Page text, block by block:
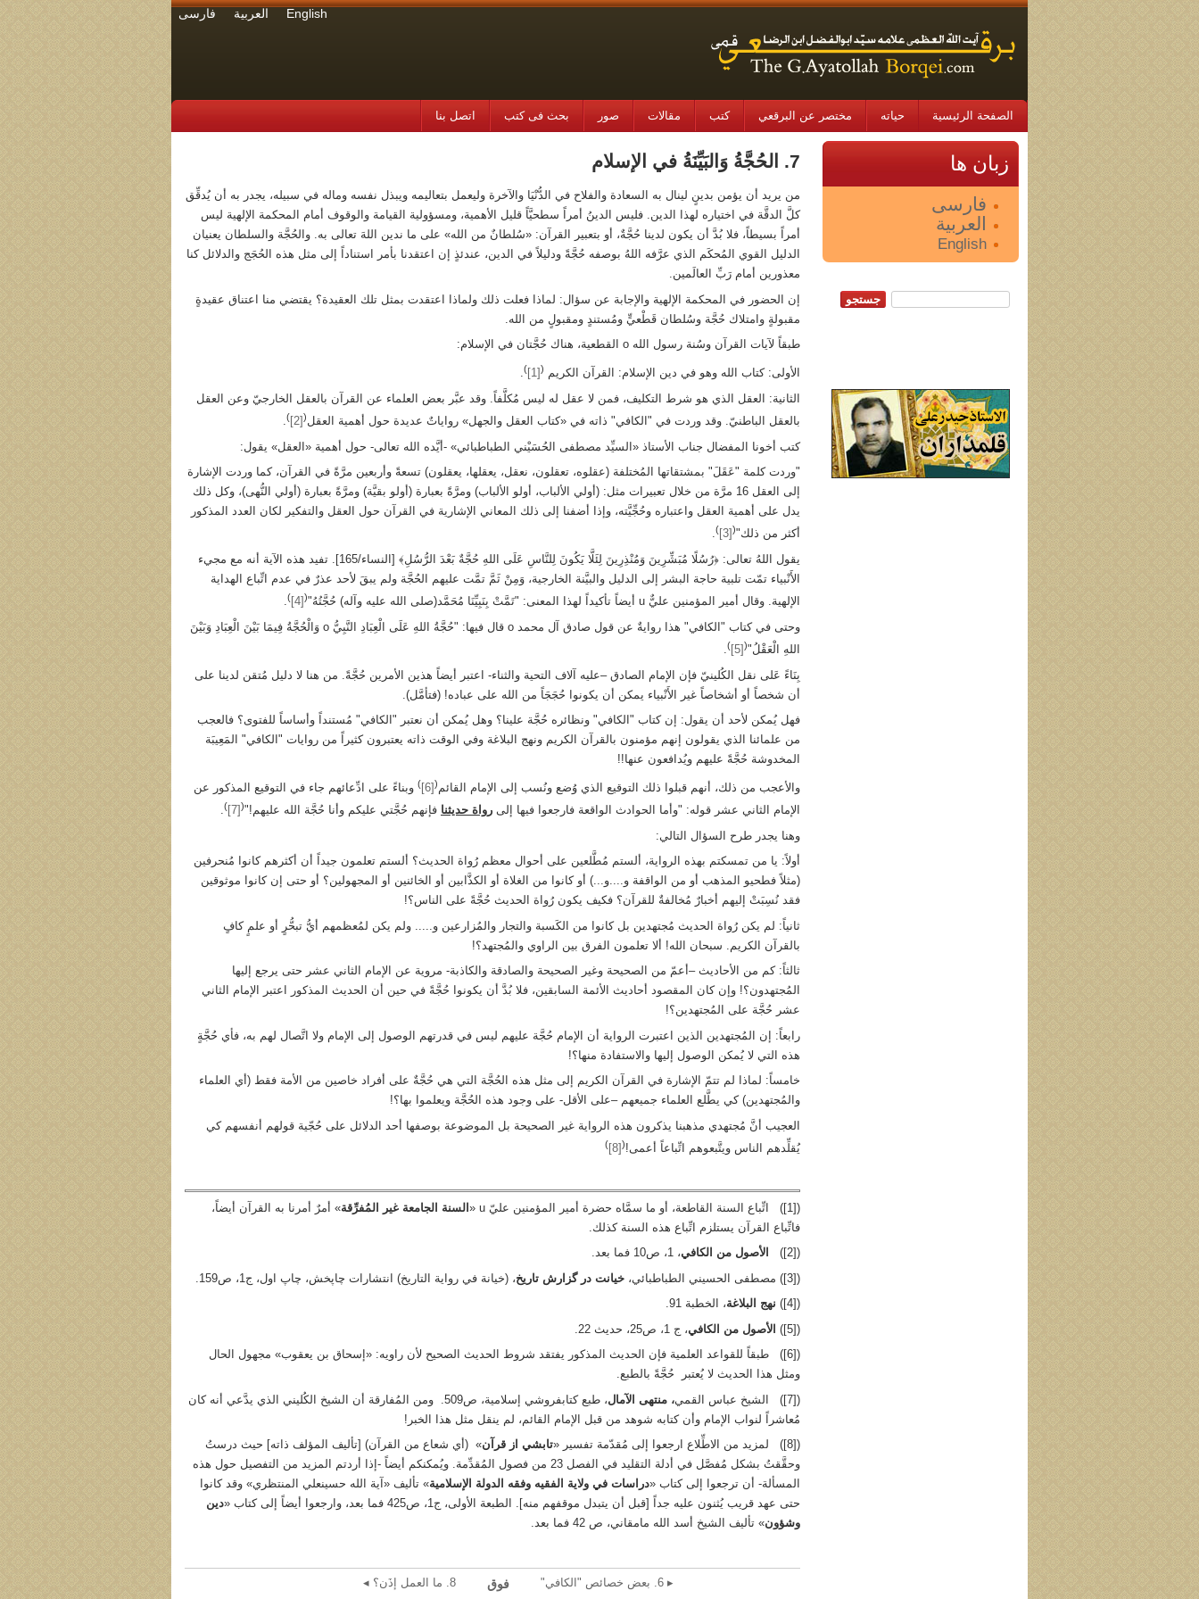
English العربية فارسی
الصفحة الرئيسية حياته مختصر عن البرقعي کتب مقالات صور بحث فی کتب اتصل بنا
زبان ها
فارسی
العربية
English
7. الحُجَّةُ وَالبَيِّنَةُ في الإسلام
من يريد أن يؤمن بدينٍ لينال به السعادة والفلاح في الدُّنْيَا والآخرة وليعمل بتعاليمه ويبذل نفسه وماله في سبيله، يجدر به أن يُدقِّق
كلَّ الدقَّة في اختياره لهذا الدين. فليس الدينُ أمراً سطحيَّاً قليل الأهمية، ومسؤولية القيامة والوقوف أمام المحكمة الإلهية ليس
أمراً بسيطاً، فلا بُدَّ أن يكون لدينا حُجَّةٌ، أو بتعبير القرآن: «سُلطانٌ من الله» على ما ندين اللهَ تعالى به. والحُجَّة والسلطان يعنيان
الدليل القوي المُحكَم الذي عرَّفه اللهُ بوصفه حُجَّةً ودليلاً في الدين، عندئذٍ إن اعتقدنا بأمر استناداً إلى مثل هذه الحُجَج والدلائل كنا
معذورين أمام رَبِّ العالَمين.
إن الحضور في المحكمة الإلهية والإجابة عن سؤال: لماذا فعلت ذلك ولماذا اعتقدت بمثل تلك العقيدة؟ يقتضي منا اعتناق عقيدةٍ
مقبولةٍ وامتلاك حُجَّة وسُلطان قَطْعيٍّ ومُستندٍ ومقبولٍ من الله.
طبقاً لآيات القرآن وسُنة رسول الله o القطعية، هناك حُجَّتان في الإسلام:
الأولى: كتاب الله وهو في دين الإسلام: القرآن الكريم (
[1]
)
.
الثانية: العقل الذي هو شرط التكليف، فمن لا عقل له ليس مُكلَّفاً. وقد عبَّر بعض العلماء عن القرآن بالعقل الخارجيّ وعن العقل
بالعقل الباطنيّ. وقد وردت في "الكافي" ذاته في «كتاب العقل والجهل» رواياتٌ عديدة حول أهمية العقل(
[2]
)
.
كتب أخونا المفضال جناب الأستاذ «السيِّد مصطفى الحُسَيْني الطباطبائي» -أيَّده الله تعالى- حول أهمية «العقل» يقول:
"وردت كلمة "عَقَلَ" بمشتقاتها المُختلفة (عقلوه، تعقلون، نعقل، يعقلها، يعقلون) تسعةً وأربعين مرَّةً في القرآن، كما وردت الإشارة
إلى العقل 16 مرَّة من خلال تعبيرات مثل: (أولي الألباب، أولو الألباب) ومرَّةً بعبارة (أولو بقيَّة) ومرَّةً بعبارة (أولي النُّهى)، وكل ذلك
يدل على أهمية العقل واعتباره وحُجِّيَّته، وإذا أضفنا إلى ذلك المعاني الإشارية في القرآن حول العقل والتفكير لكان العدد المذكور
أكثر من ذلك"(
[3]
)
.
يقول اللهُ تعالى: ﴿رُسُلًا مُبَشِّرِينَ وَمُنْذِرِينَ لِئَلَّا يَكُونَ لِلنَّاسِ عَلَى اللهِ حُجَّةٌ بَعْدَ الرُّسُلِ﴾ [النساء/165]. تفيد هذه الآية أنه مع مجيء
الأَنْبياء تمّت تلبية حاجة البشر إلى الدليل والبيَّنة الخارجية، وَمِنْ ثَمَّ تمَّت عليهم الحُجَّة ولم يبقَ لأحد عذرٌ في عدم اتِّباع الهداية
الإلهية. وقال أمير المؤمنين عليٌّ u أيضاً تأكيداً لهذا المعنى: "تَمَّتْ بِنَبِيِّنَا مُحَمَّد(صلى الله عليه وآله) حُجَّتُهُ"
(
[4]
)
.
وحتى في كتاب "الكافي" هذا روايةٌ عن قول صادق آل محمد o قال فيها: "حُجَّةُ اللهِ عَلَى الْعِبَادِ النَّبِيُّ o وَالْحُجَّةُ فِيمَا بَيْنَ الْعِبَادِ وَبَيْنَ
اللهِ الْعَقْلُ"(
[5]
)
.
بِنَاءً عَلى نقل الكُلينيّ فإن الإمام الصادق –عليه آلاف التحية والثناء- اعتبر أيضاً هذين الأمرين حُجَّةً. من هنا لا دليل مُتقن لدينا على
أن شخصاً أو أشخاصاً غير الأَنْبياء يمكن أن يكونوا حُجَجَاً من الله على عباده! (فتأمَّل).
فهل يُمكن لأحد أن يقول: إن كتاب "الكافي" ونظائره حُجَّة علينا؟ وهل يُمكن أن نعتبر "الكافي" مُستنداً وأساساً للفتوى؟ فالعجب
من علمائنا الذي يقولون إنهم مؤمنون بالقرآن الكريم ونهج البلاغة وفي الوقت ذاته يعتبرون كثيراً من روايات "الكافي" المَعِيبَة
المخدوشة حُجَّةً عليهم ويُدافعون عنها!!
والأعجب من ذلك، أنهم قبلوا ذلك التوقيع الذي وُضع ونُسب إلى الإمام القائم (
[6]
) وبناءً على ادِّعائهم جاء في التوقيع المذكور عن
الإمام الثاني عشر قوله: "وأما الحوادث الواقعة فارجعوا فيها إلى رواة حديثنا فإنهم حُجَّتي عليكم وأنا حُجَّة الله عليهم!"(
[7]
)
.
وهنا يجدر طرح السؤال التالي:
أولاً: يا من تمسكتم بهذه الرواية، ألستم مُطَّلعين على أحوال معظم رُواة الحديث؟ ألستم تعلمون جيداً أن أكثرهم كانوا مُنحرفين
(مثلاً فطحيو المذهب أو من الواقفة و....و...) أو كانوا من الغلاة أو الكذَّابين أو الخائنين أو المجهولين؟ أو حتى إن كانوا موثوقين
فقد نُسِبَتْ إليهم أخبارٌ مُخالفةٌ للقرآن؟ فكيف يكون رُواة الحديث حُجَّةً على الناس؟!
ثانياً: لم يكن رُواة الحديث مُجتهدين بل كانوا من الكَسبة والتجار والمُزارعين و..... ولم يكن لمُعظمهم أيُّ تبحُّرٍ أو علمٍ كافٍ
بالقرآن الكريم. سبحان الله! ألا تعلمون الفرق بين الراوي والمُجتهد؟!
ثالثاً: كم من الأحاديث –أعمّ من الصحيحة وغير الصحيحة والصادقة والكاذبة- مروية عن الإمام الثاني عشر حتى يرجع إليها
المُجتهدون؟! وإن كان المقصود أحاديث الأئمة السابقين، فلا بُدَّ أن يكونوا حُجَّةً في حين أن الحديث المذكور اعتبر الإمام الثاني
عشر حُجَّة على المُجتهدين؟!
رابعاً: إن المُجتهدين الذين اعتبرت الرواية أن الإمام حُجَّة عليهم ليس في قدرتهم الوصول إلى الإمام ولا اتَّصال لهم به، فأي حُجَّةٍ
هذه التي لا يُمكن الوصول إليها والاستفادة منها؟!
خامساً: لماذا لم تتمّ الإشارة في القرآن الكريم إلى مثل هذه الحُجَّة التي هي حُجَّةٌ على أفراد خاصين من الأمة فقط (أي العلماء
والمُجتهدين) كي يطَّلع العلماء جميعهم –على الأقل- على وجود هذه الحُجَّة ويعلموا بها؟!
العجيب أنَّ مُجتهدي مذهبنا يذكرون هذه الرواية غير الصحيحة بل الموضوعة بوصفها أحد الدلائل على حُجّية قولهم أنفسهم كي
يُقلِّدهم الناس ويتَّبعوهم اتِّباعاً أعمى!(
[8]
)
([1]) اتِّباع السنة القاطعة، أو ما سمَّاه حضرة أمير المؤمنين عليّ u « السنة الجامعة غير المُفرِّقة» أمرٌ أمرنا به القرآن أيضاً،
فاتِّباع القرآن يستلزم اتِّباع هذه السنة كذلك.
([2])
الأصول من الكافي، 1، ص10 فما بعد.
([3]) مصطفى الحسيني الطباطبائي،
خيانت در گزارش تاريخ، (خيانة في رواية التاريخ) انتشارات چاپخش، چاپ اول، ج1، ص159.
([4])
نهج البلاغة، الخطبة 91.
([5])
الأصول من الكافي، ج 1، ص25، حديث 22.
([6]) طبقاً للقواعد العلمية فإن الحديث المذكور يفتقد شروط الحديث الصحيح لأن راويه: «إسحاق بن يعقوب» مجهول الحال
ومثل هذا الحديث لا يُعتبر حُجَّةً بالطبع.
([7]) الشيخ عباس القمي
، منتهى الآمال
، طبع كتابفروشي إسلامية، ص509. ومن المُفارقة أن الشيخ الكُليني الذي يدَّعي أنه كان
مُعاشراً لنواب الإمام وأن كتابه شوهد من قبل الإمام القائم، لم ينقل مثل هذا الخبر!
([8]) لمزيد من الاطِّلاع ارجعوا إلى مُقدّمة تفسير «
تابشي از قرآن» (أي شعاع من القرآن) [تأليف المؤلف ذاته] حيث درستُ
وحقَّقتُ بشكل مُفصَّل في أدلة التقليد في الفصل 23 من فصول المُقدِّمة. ويُمكنكم أيضاً -إذا أردتم المزيد من التفصيل حول هذه
المسألة- أن ترجعوا إلى كتاب «دراسات في ولاية الفقيه وفقه الدولة الإسلامية» تأليف «آية الله حسينعلي المنتظري» وقد كانوا
حتى عهد قريب يُثنون عليه جداً [قبل أن يتبدل موقفهم منه]. الطبعة الأولى، ج1، ص425 فما بعد، وارجعوا أيضاً إلى كتاب «
دين
وشؤون» تأليف الشيخ أسد الله مامقاني، ص 42 فما بعد.
▸ 6. بعض خصائص "الكافي" فوق 8. ما العمل إذَن؟ ◂